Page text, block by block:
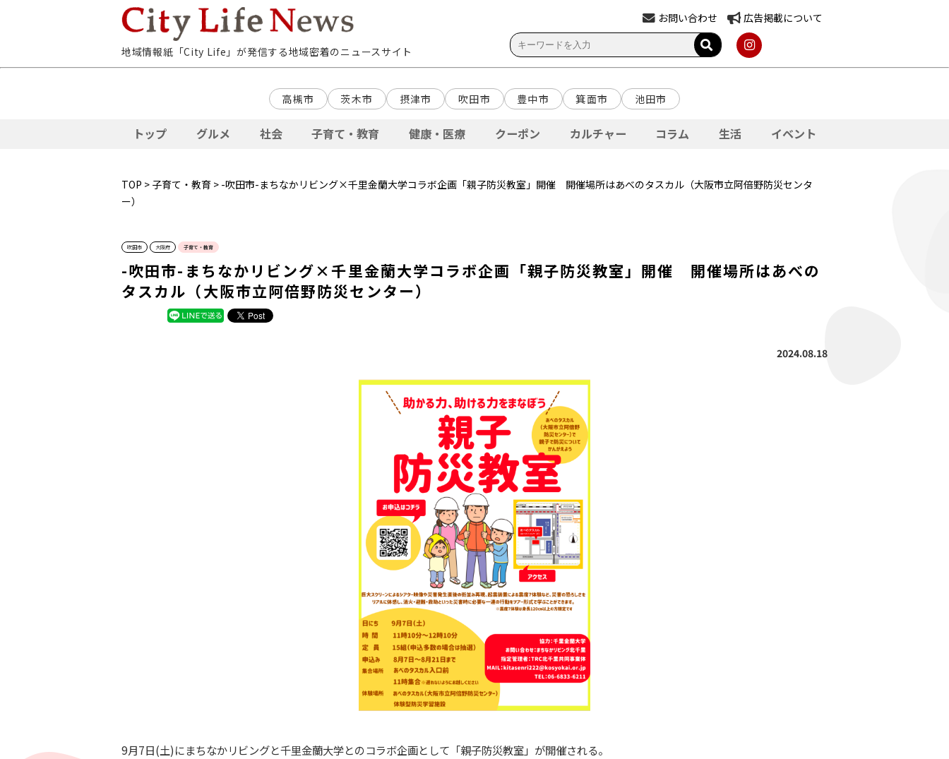
地域情報紙「City Life」が発信する地域密着のニュースサイト
お問い合わせ 広告掲載について
高槻市 茨木市 摂津市 吹田市 豊中市 箕面市 池田市
トップ グルメ 社会 子育て・教育 健康・医療 クーポン カルチャー コラム 生活 イベント
TOP > 子育て・教育 > -吹田市-まちなかリビング×千里金蘭大学コラボ企画「親子防災教室」開催 開催場所はあべのタスカル（大阪市立阿倍野防災センタ
ー）
吹田市 大阪府 子育て・教育
-吹田市-まちなかリビング×千里金蘭大学コラボ企画「親子防災教室」開催 開催場所はあべの
タスカル（大阪市立阿倍野防災センター）
2024.08.18
9月7日(土)にまちなかリビングと千里金蘭大学とのコラボ企画として「親子防災教室」が開催される。